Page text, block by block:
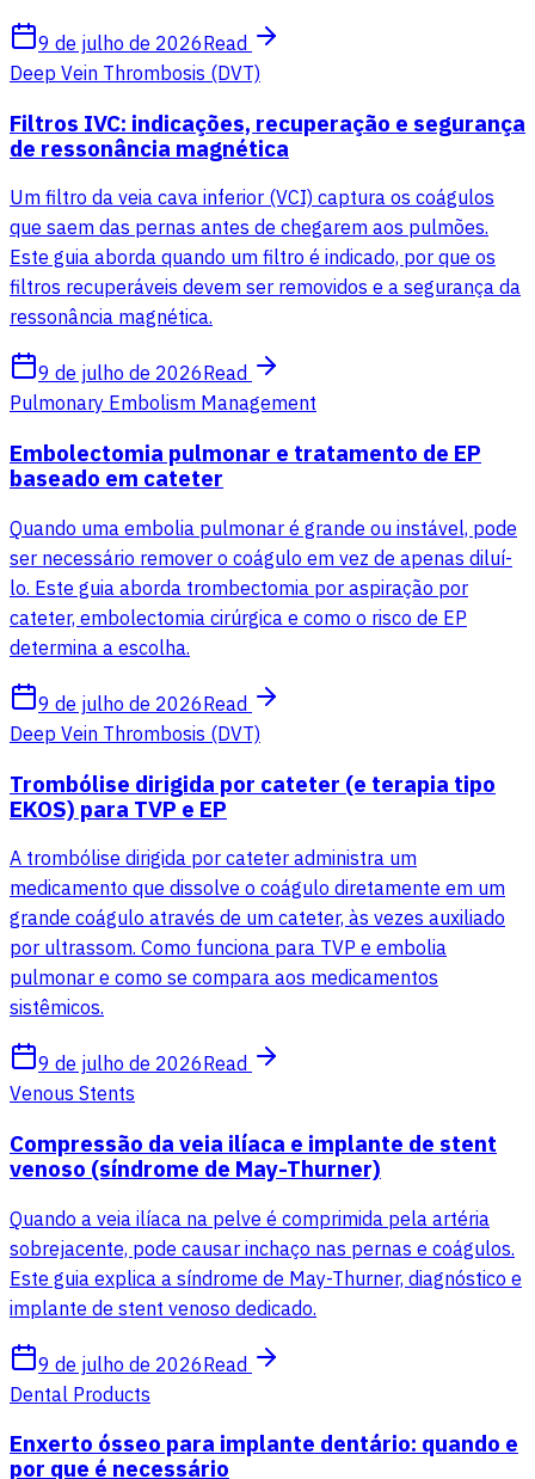
9 de julho de 2026Read
Deep Vein Thrombosis (DVT)
Filtros IVC: indicações, recuperação e segurança
de ressonância magnética
Um filtro da veia cava inferior (VCI) captura os coágulos
que saem das pernas antes de chegarem aos pulmões.
Este guia aborda quando um filtro é indicado, por que os
filtros recuperáveis ​​devem ser removidos e a segurança da
ressonância magnética.
9 de julho de 2026Read
Pulmonary Embolism Management
Embolectomia pulmonar e tratamento de EP
baseado em cateter
Quando uma embolia pulmonar é grande ou instável, pode
ser necessário remover o coágulo em vez de apenas diluí-
lo. Este guia aborda trombectomia por aspiração por
cateter, embolectomia cirúrgica e como o risco de EP
determina a escolha.
9 de julho de 2026Read
Deep Vein Thrombosis (DVT)
Trombólise dirigida por cateter (e terapia tipo
EKOS) para TVP e EP
A trombólise dirigida por cateter administra um
medicamento que dissolve o coágulo diretamente em um
grande coágulo através de um cateter, às vezes auxiliado
por ultrassom. Como funciona para TVP e embolia
pulmonar e como se compara aos medicamentos
sistêmicos.
9 de julho de 2026Read
Venous Stents
Compressão da veia ilíaca e implante de stent
venoso (síndrome de May-Thurner)
Quando a veia ilíaca na pelve é comprimida pela artéria
sobrejacente, pode causar inchaço nas pernas e coágulos.
Este guia explica a síndrome de May-Thurner, diagnóstico e
implante de stent venoso dedicado.
9 de julho de 2026Read
Dental Products
Enxerto ósseo para implante dentário: quando e
por que é necessário